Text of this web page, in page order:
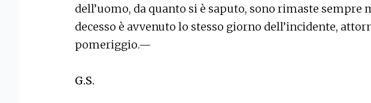
dell’uomo, da quanto si è saputo, sono rimaste sempre
decesso è avvenuto lo stesso giorno dell’incidente,
pomeriggio.—
G.S.